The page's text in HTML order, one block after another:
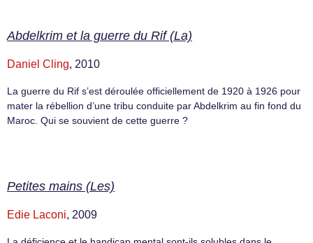
Abdelkrim et la guerre du Rif (La)
Daniel Cling, 2010
La guerre du Rif s’est déroulée officiellement de 1920 à 1926 pour
mater la rébellion d’une tribu conduite par Abdelkrim au fin fond du
Maroc. Qui se souvient de cette guerre ?
Petites mains (Les)
Edie Laconi, 2009